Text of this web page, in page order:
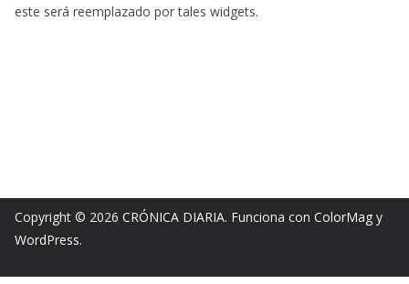
este será reemplazado por tales widgets.
Copyright © 2026 CRÓNICA DIARIA. Funciona con ColorMag y
WordPress.